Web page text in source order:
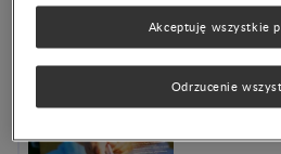
The Nest
Odrzucenie
Akceptuję wszystkie